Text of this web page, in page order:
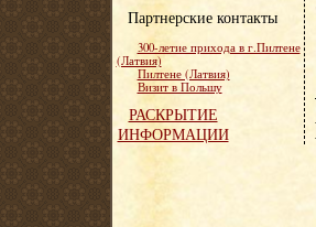
Партнерские контакты
300-летие прихода в г.Пилтене
(Латвия)
Пилтене (Латвия)
Визит в Польшу
РАСКРЫТИЕ
ИНФОРМАЦИИ